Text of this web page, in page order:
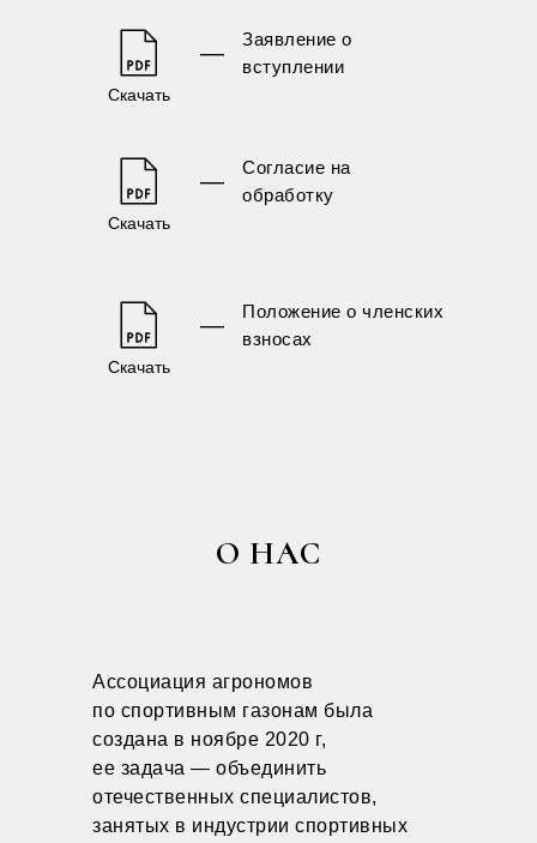
Заявление о
вступлении
Скачать
—
Согласие на
обработку
Скачать
—
Положение о членских
взносах
Скачать
—
О НАС
Ассоциация агрономов
по спортивным газонам была
создана в ноябре 2020 г,
ее задача — объединить
отечественных специалистов,
занятых в индустрии спортивных